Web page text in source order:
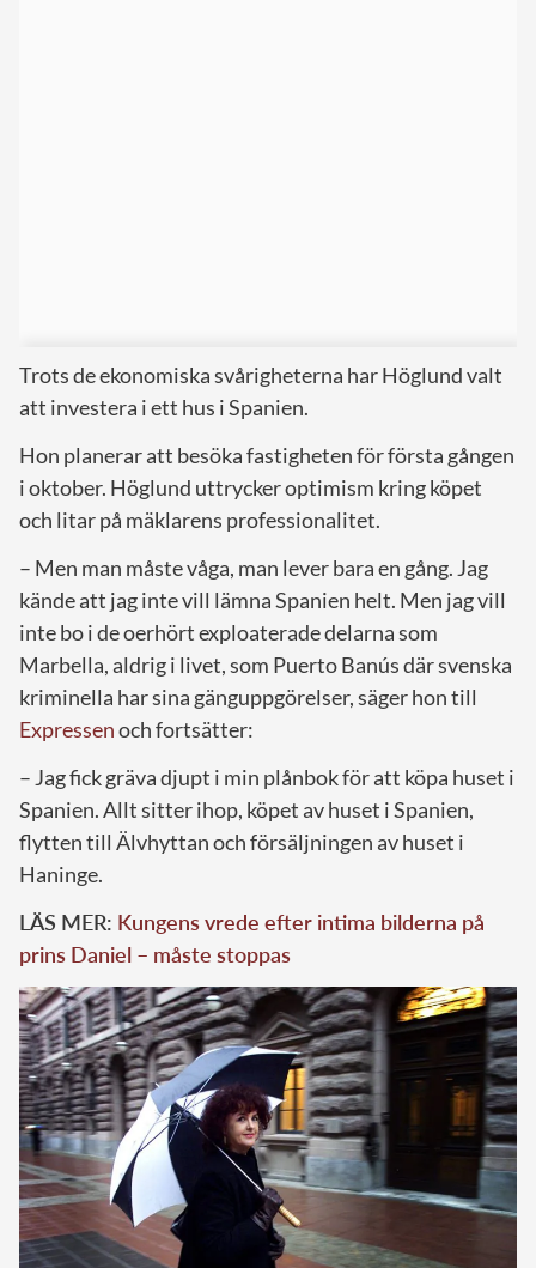
Trots de ekonomiska svårigheterna har Höglund valt
att investera i ett hus i Spanien.
Hon planerar att besöka fastigheten för första gången
i oktober. Höglund uttrycker optimism kring köpet
och litar på mäklarens professionalitet.
– Men man måste våga, man lever bara en gång. Jag
kände att jag inte vill lämna Spanien helt. Men jag vill
inte bo i de oerhört exploaterade delarna som
Marbella, aldrig i livet, som Puerto Banús där svenska
kriminella har sina gänguppgörelser, säger hon till
Expressenoch fortsätter:
– Jag fick gräva djupt i min plånbok för att köpa huset i
Spanien. Allt sitter ihop, köpet av huset i Spanien,
flytten till Älvhyttan och försäljningen av huset i
Haninge.
LÄS MER: Kungens vrede efter intima bilderna på
prins Daniel – måste stoppas